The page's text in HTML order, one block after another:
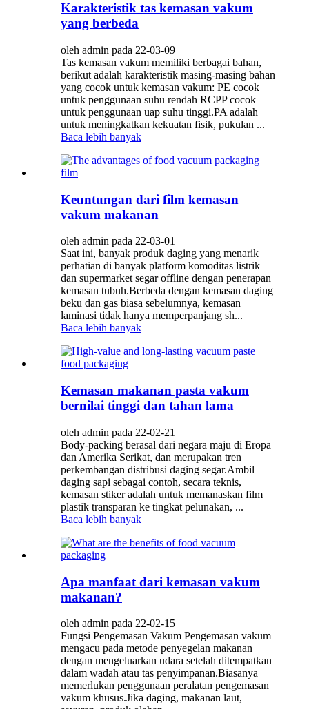
Karakteristik tas kemasan vakum
yang berbeda
oleh admin pada 22-03-09
Tas kemasan vakum memiliki berbagai bahan,
berikut adalah karakteristik masing-masing bahan
yang cocok untuk kemasan vakum: PE cocok
untuk penggunaan suhu rendah RCPP cocok
untuk penggunaan uap suhu tinggi.PA adalah
untuk meningkatkan kekuatan fisik, pukulan ...
Baca lebih banyak
Keuntungan dari film kemasan
vakum makanan
oleh admin pada 22-03-01
Saat ini, banyak produk daging yang menarik
perhatian di banyak platform komoditas listrik
dan supermarket segar offline dengan penerapan
kemasan tubuh.Berbeda dengan kemasan daging
beku dan gas biasa sebelumnya, kemasan
laminasi tidak hanya memperpanjang sh...
Baca lebih banyak
Kemasan makanan pasta vakum
bernilai tinggi dan tahan lama
oleh admin pada 22-02-21
Body-packing berasal dari negara maju di Eropa
dan Amerika Serikat, dan merupakan tren
perkembangan distribusi daging segar.Ambil
daging sapi sebagai contoh, secara teknis,
kemasan stiker adalah untuk memanaskan film
plastik transparan ke tingkat pelunakan, ...
Baca lebih banyak
Apa manfaat dari kemasan vakum
makanan?
oleh admin pada 22-02-15
Fungsi Pengemasan Vakum Pengemasan vakum
mengacu pada metode penyegelan makanan
dengan mengeluarkan udara setelah ditempatkan
dalam wadah atau tas penyimpanan.Biasanya
memerlukan penggunaan peralatan pengemasan
vakum khusus.Jika daging, makanan laut,